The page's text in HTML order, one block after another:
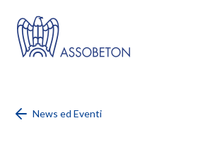
News ed Eventi